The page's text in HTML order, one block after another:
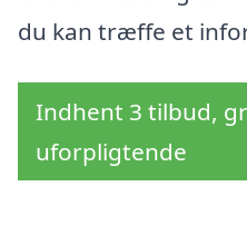
du kan træffe et
Indhent 3 tilbud,
uforpligtende